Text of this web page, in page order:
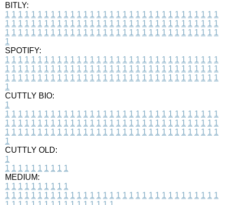
BITLY:
1 1 1 1 1 1 1 1 1 1 1 1 1 1 1 1 1 1 1 1 1 1 1 1 1 1 1 1 1 1 1 1 1
1 1 1 1 1 1 1 1 1 1 1 1 1 1 1 1 1 1 1 1 1 1 1 1 1 1 1 1 1 1 1 1 1
1 1 1 1 1 1 1 1 1 1 1 1 1 1 1 1 1 1 1 1 1 1 1 1 1 1 1 1 1 1 1 1 1
1
SPOTIFY:
1 1 1 1 1 1 1 1 1 1 1 1 1 1 1 1 1 1 1 1 1 1 1 1 1 1 1 1 1 1 1 1 1
1 1 1 1 1 1 1 1 1 1 1 1 1 1 1 1 1 1 1 1 1 1 1 1 1 1 1 1 1 1 1 1 1
1 1 1 1 1 1 1 1 1 1 1 1 1 1 1 1 1 1 1 1 1 1 1 1 1 1 1 1 1 1 1 1 1
1
CUTTLY BIO:
1
1 1 1 1 1 1 1 1 1 1 1 1 1 1 1 1 1 1 1 1 1 1 1 1 1 1 1 1 1 1 1 1 1
1 1 1 1 1 1 1 1 1 1 1 1 1 1 1 1 1 1 1 1 1 1 1 1 1 1 1 1 1 1 1 1 1
1 1 1 1 1 1 1 1 1 1 1 1 1 1 1 1 1 1 1 1 1 1 1 1 1 1 1 1 1 1 1 1 1
1
CUTTLY OLD:
1
1 1 1 1 1 1 1 1 1 1
MEDIUM:
1 1 1 1 1 1 1 1 1 1
1 1 1 1 1 1 1 1 1 1 1 1 1 1 1 1 1 1 1 1 1 1 1 1 1 1 1 1 1 1 1 1 1